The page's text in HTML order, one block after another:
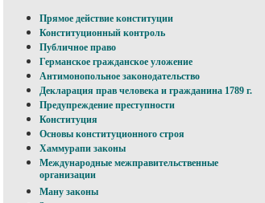
Прямое действие конституции
Конституционный контроль
Публичное право
Германское гражданское уложение
Антимонопольное законодательство
Декларация прав человека и гражданина 1789 г.
Предупреждение преступности
Конституция
Основы конституционного строя
Хаммурапи законы
Международные межправительственные
организации
Ману законы